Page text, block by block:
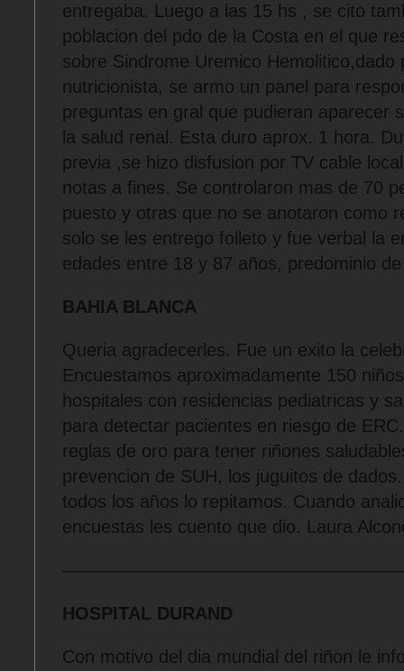
entregaba. Luego a las 15 hs , se cito
poblacion del pdo de la Costa en el que
sobre Sindrome Uremico Hemolitico,dado
nutricionista, se armo un panel para
preguntas en gral que pudieran aparecer
la salud renal. Esta duro aprox. 1 hora.
previa ,se hizo disfusion por TV cable
notas a fines. Se controlaron mas de 70
puesto y otras que no se anotaron como
solo se les entrego folleto y fue verbal la
edades entre 18 y 87 años, predominio
BAHIA BLANCA
Queria agradecerles. Fue un exito la
Encuestamos aproximadamente 150
hospitales con residencias pediatricas y
para detectar pacientes en riesgo de
reglas de oro para tener riñones
prevencion de SUH, los juguitos de
todos los años lo repitamos. Cuando
encuestas les cuento que dio. Laura
HOSPITAL DURAND
Con motivo del dia mundial del riñon le